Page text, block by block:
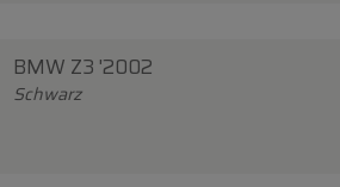
BMW Z3 '2002
Schwarz